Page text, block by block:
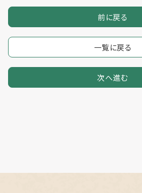
前に戻る
一覧に戻る
次へ進む